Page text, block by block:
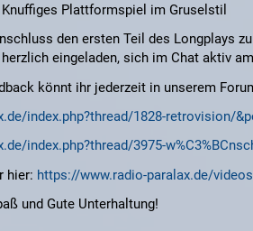
Knuffiges Plattformspiel im Gruselstil
den ersten Teil des Longplays
eingeladen, sich im Chat aktiv
könnt ihr jederzeit in unserem
index.php?thread/1828-retrovision/
index.php?thread/3975-
hier: https://www.radio-paralax.de/
und Gute Unterhaltung!